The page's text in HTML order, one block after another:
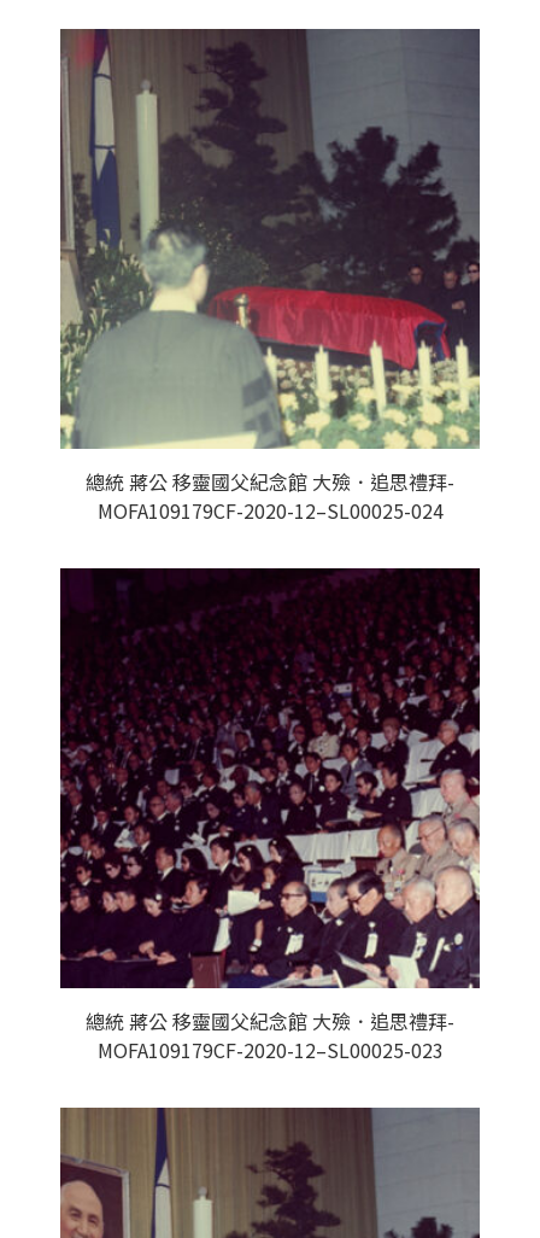
總統 蔣公 移靈國父紀念館 大殮．追思禮拜-
MOFA109179CF-2020-12–SL00025-024
總統 蔣公 移靈國父紀念館 大殮．追思禮拜-
MOFA109179CF-2020-12–SL00025-023